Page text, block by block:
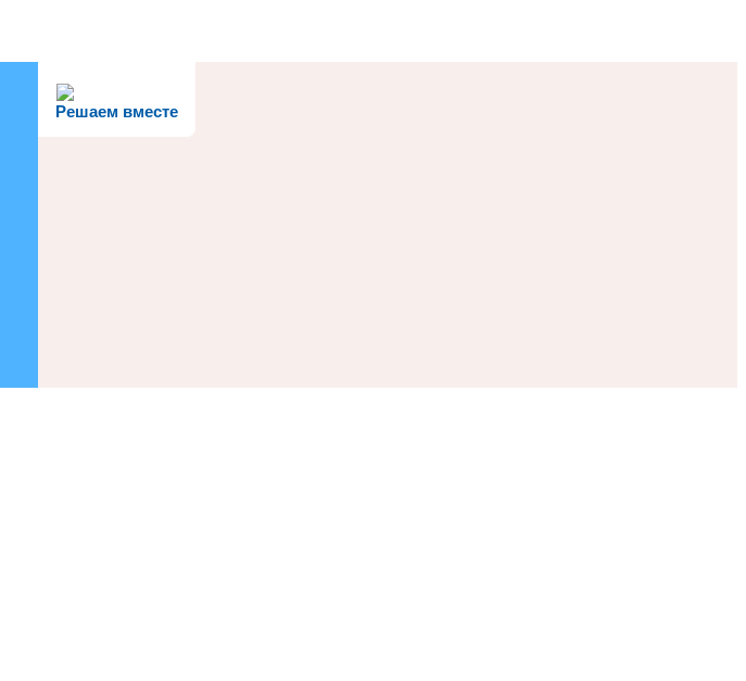
Решаем вместе